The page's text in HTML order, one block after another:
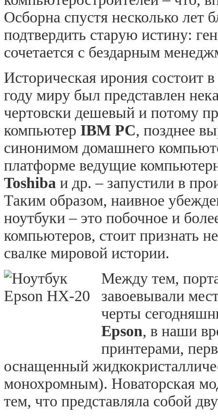
Осборна спустя несколько лет
подтвердить старую истину:
сочетается с бездарным
Историческая ирония состоит
году миру был представлен
чертовски дешевый и потому
компьютер IBM PC, позднее
синонимом домашнего
платформе ведущие
Toshiba и др. – запустили в
Таким образом, наивное
ноутбуки – это побочное и
компьютеров, стоит признать
свалке мировой истории.
Между тем,
завоевывали
черты
Epson, в наши
принтерами,
оснащенный
монохромным). Новаторская
тем, что представляла собой